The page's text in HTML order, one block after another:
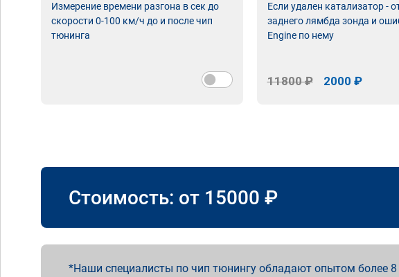
Измерение времени разгона в сек до
скорости 0-100 км/ч до и после чип
тюнинга
Если удален катализатор -
заднего лямбда зонда и
Engine по нему
11800 ₽ 2000 ₽
Стоимость: от 15000 ₽
Наши специалисты по чип тюнингу обладают опытом более